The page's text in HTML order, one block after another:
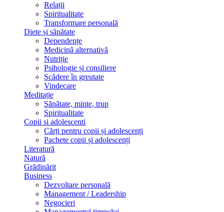
Relații
Spiritualitate
Transformare personală
Diete și sănătate
Dependențe
Medicină alternativă
Nutriție
Psihologie și consiliere
Scădere în greutate
Vindecare
Meditație
Sănătate, minte, trup
Spiritualitate
Copii si adolescenti
Cărți pentru copii și adolescenți
Pachete copii și adolescenți
Literatură
Natură
Grădinărit
Business
Dezvoltare personală
Management / Leadership
Negocieri